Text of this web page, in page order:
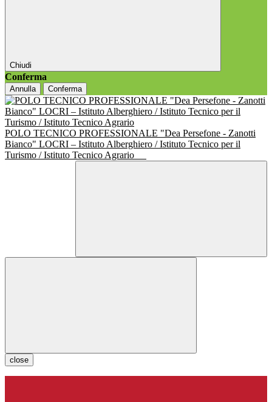
Chiudi
Conferma
Annulla Conferma
POLO TECNICO PROFESSIONALE "Dea Persefone - Zanotti
Bianco" LOCRI – Istituto Alberghiero / Istituto Tecnico per il
Turismo / Istituto Tecnico Agrario
close